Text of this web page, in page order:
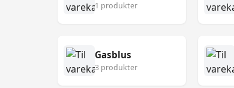
1 produkter
Gasblus
3 produkter